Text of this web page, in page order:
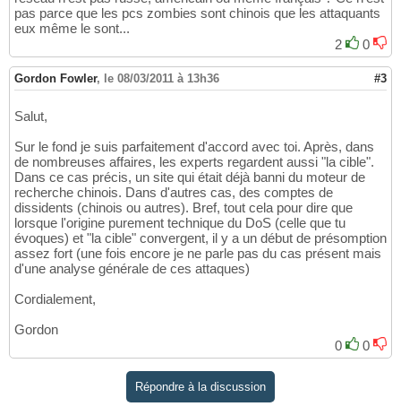
pas parce que les pcs zombies sont chinois que les attaquants
eux même le sont...
2
0
Gordon Fowler, le 08/03/2011 à 13h36 #3
Salut,
Sur le fond je suis parfaitement d'accord avec toi. Après, dans
de nombreuses affaires, les experts regardent aussi "la cible".
Dans ce cas précis, un site qui était déjà banni du moteur de
recherche chinois. Dans d'autres cas, des comptes de
dissidents (chinois ou autres). Bref, tout cela pour dire que
lorsque l'origine purement technique du DoS (celle que tu
évoques) et "la cible" convergent, il y a un début de présomption
assez fort (une fois encore je ne parle pas du cas présent mais
d'une analyse générale de ces attaques)
Cordialement,
Gordon
0
0
Répondre à la discussion